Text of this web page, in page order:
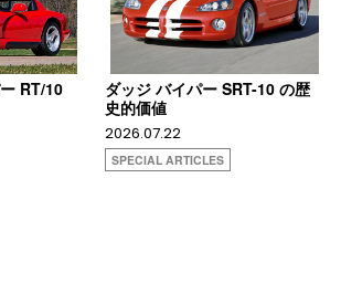
RT/10
ダッジ バイパー SRT-10 の歴
史的価値
2026.07.22
SPECIAL ARTICLES